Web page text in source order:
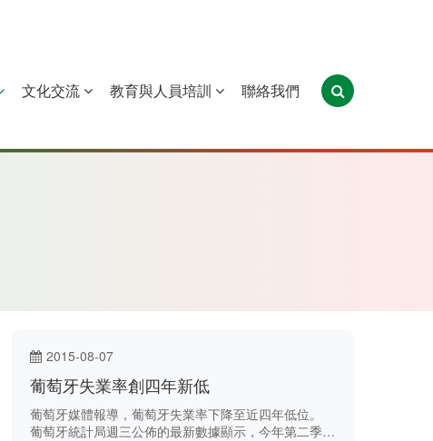
葡萄牙 聖多美和普林西比 東帝汶
文化交流 教育與人員培訓 聯絡我們
2015-08-07
葡萄牙失業率創四年新低
葡萄牙媒體報導，葡萄牙失業率下降至近四年低位。
葡萄牙統計局週三公佈的最新數據顯示，今年第二季當